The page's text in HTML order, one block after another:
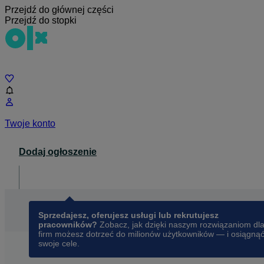
Przejdź do głównej części
Przejdź do stopki
Twoje konto
Dodaj ogłoszenie
Sprzedajesz, oferujesz usługi lub rekrutujesz
pracowników? Zobacz, jak dzięki naszym rozwiązaniom dla
firm możesz dotrzeć do milionów użytkowników — i osiągnąć
swoje cele.